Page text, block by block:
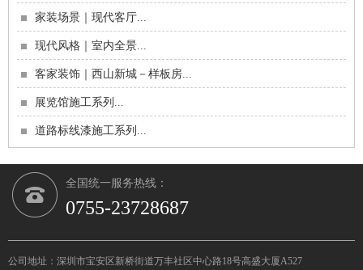
现代风格｜室内全景...
客家装饰｜西山新城－样板房...
展览馆施工系列...
道路标线漆施工系列...
内外墙涂料施工系列...
全国统一服务热线：
0755-23728687
公司地址：深圳市宝安区新桥街道万丰社区中心路18号高盛大厦A527